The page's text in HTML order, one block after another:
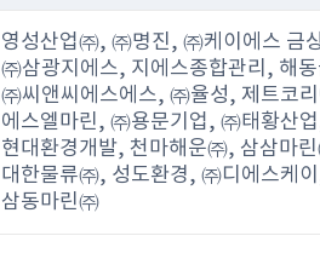
영성산업㈜, ㈜명진, ㈜케이에스 금
㈜삼광지에스, 지에스종합관리, 해
㈜씨앤씨에스에스, ㈜율성, 제트코
에스엘마린, ㈜용문기업, ㈜태황산
현대환경개발, 천마해운㈜, 삼삼마
대한물류㈜, 성도환경, ㈜디에스케
삼동마린㈜